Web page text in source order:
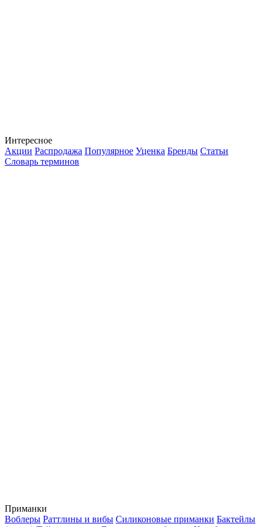
Интересное
Акции Распродажа Популярное Уценка Бренды Статьи
Словарь терминов
Приманки
Воблеры Раттлины и вибы Силиконовые приманки Бактейлы